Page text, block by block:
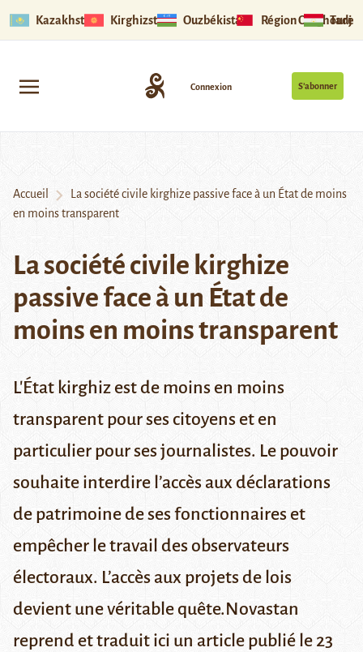
Kazakhstan Kirghizstan Ouzbékistan Région Ouïghoure
S’abonner
Connexion
Accueil
La société civile kirghize passive face à un État de moins
en moins transparent
La société civile kirghize
passive face à un État de
moins en moins transparent
L'État kirghiz est de moins en moins
transparent pour ses citoyens et en
particulier pour ses journalistes. Le pouvoir
souhaite interdire l’accès aux déclarations
de patrimoine de ses fonctionnaires et
empêcher le travail des observateurs
électoraux. L’accès aux projets de lois
devient une véritable quête.Novastan
reprend et traduit ici un article publié le 23